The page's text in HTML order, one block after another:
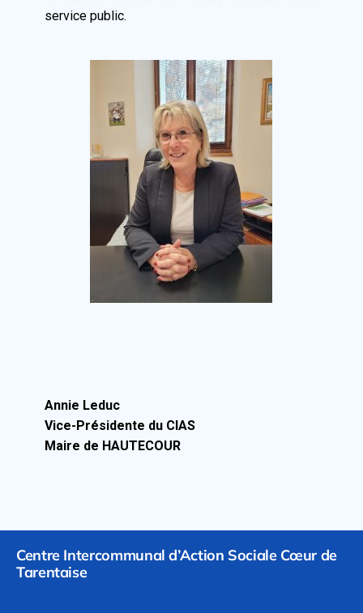
service public.
Annie Leduc
Vice-Présidente du CIAS
Maire de HAUTECOUR
Centre Intercommunal d’Action Sociale Cœur de
Tarentaise